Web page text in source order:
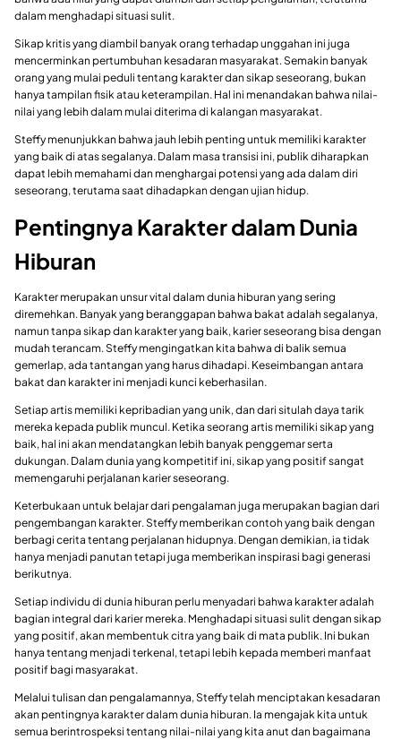
dalam menghadapi situasi sulit.
Sikap kritis yang diambil banyak orang terhadap unggahan ini juga
mencerminkan pertumbuhan kesadaran masyarakat. Semakin banyak
orang yang mulai peduli tentang karakter dan sikap seseorang, bukan
hanya tampilan fisik atau keterampilan. Hal ini menandakan bahwa nilai-
nilai yang lebih dalam mulai diterima di kalangan masyarakat.
Steffy menunjukkan bahwa jauh lebih penting untuk memiliki karakter
yang baik di atas segalanya. Dalam masa transisi ini, publik diharapkan
dapat lebih memahami dan menghargai potensi yang ada dalam diri
seseorang, terutama saat dihadapkan dengan ujian hidup.
Pentingnya Karakter dalam Dunia
Hiburan
Karakter merupakan unsur vital dalam dunia hiburan yang sering
diremehkan. Banyak yang beranggapan bahwa bakat adalah segalanya,
namun tanpa sikap dan karakter yang baik, karier seseorang bisa dengan
mudah terancam. Steffy mengingatkan kita bahwa di balik semua
gemerlap, ada tantangan yang harus dihadapi. Keseimbangan antara
bakat dan karakter ini menjadi kunci keberhasilan.
Setiap artis memiliki kepribadian yang unik, dan dari situlah daya tarik
mereka kepada publik muncul. Ketika seorang artis memiliki sikap yang
baik, hal ini akan mendatangkan lebih banyak penggemar serta
dukungan. Dalam dunia yang kompetitif ini, sikap yang positif sangat
memengaruhi perjalanan karier seseorang.
Keterbukaan untuk belajar dari pengalaman juga merupakan bagian dari
pengembangan karakter. Steffy memberikan contoh yang baik dengan
berbagi cerita tentang perjalanan hidupnya. Dengan demikian, ia tidak
hanya menjadi panutan tetapi juga memberikan inspirasi bagi generasi
berikutnya.
Setiap individu di dunia hiburan perlu menyadari bahwa karakter adalah
bagian integral dari karier mereka. Menghadapi situasi sulit dengan sikap
yang positif, akan membentuk citra yang baik di mata publik. Ini bukan
hanya tentang menjadi terkenal, tetapi lebih kepada memberi manfaat
positif bagi masyarakat.
Melalui tulisan dan pengalamannya, Steffy telah menciptakan kesadaran
akan pentingnya karakter dalam dunia hiburan. Ia mengajak kita untuk
semua berintrospeksi tentang nilai-nilai yang kita anut dan bagaimana